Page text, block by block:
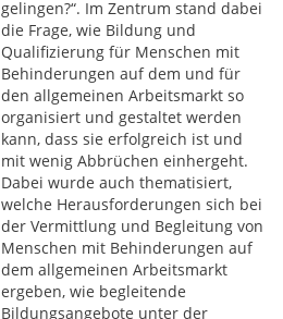
gelingen?“. Im Zentrum stand dabei
die Frage, wie Bildung und
Qualifizierung für Menschen mit
Behinderungen auf dem und für
den allgemeinen Arbeitsmarkt so
organisiert und gestaltet werden
kann, dass sie erfolgreich ist und
mit wenig Abbrüchen einhergeht.
Dabei wurde auch thematisiert,
welche Herausforderungen sich bei
der Vermittlung und Begleitung von
Menschen mit Behinderungen auf
dem allgemeinen Arbeitsmarkt
ergeben, wie begleitende
Bildungsangebote unter der